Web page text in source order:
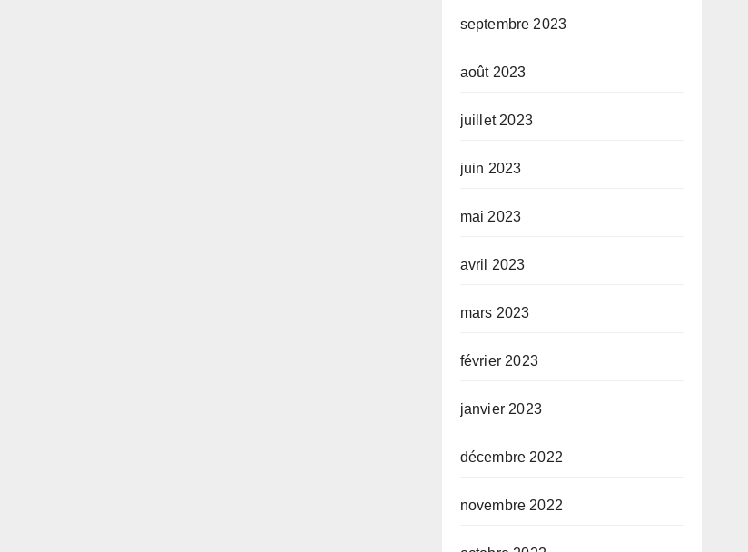
septembre 2023
août 2023
juillet 2023
juin 2023
mai 2023
avril 2023
mars 2023
février 2023
janvier 2023
décembre 2022
novembre 2022